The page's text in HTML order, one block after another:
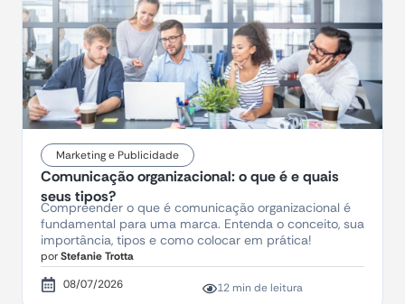
Marketing e Publicidade
Comunicação organizacional: o que é e quais
seus tipos?
Compreender o que é comunicação organizacional é
fundamental para uma marca. Entenda o conceito, sua
importância, tipos e como colocar em prática!
porStefanie Trotta
08/07/2026
12 min de leitura